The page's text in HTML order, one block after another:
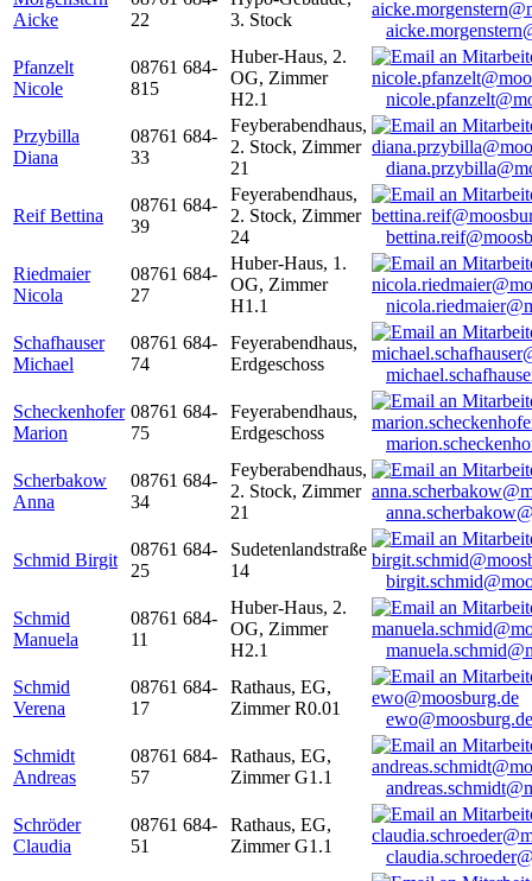
Aicke
22
3. Stock
Pfanzelt
Nicole
08761 684-
815
Huber-Haus, 2.
OG, Zimmer
H2.1
Przybilla
Diana
08761 684-
33
Feyberabendhaus,
2. Stock, Zimmer
21
Reif Bettina
08761 684-
39
Feyerabendhaus,
2. Stock, Zimmer
24
Riedmaier
Nicola
08761 684-
27
Huber-Haus, 1.
OG, Zimmer
H1.1
Schafhauser
Michael
08761 684-
74
Feyerabendhaus,
Erdgeschoss
Scheckenhofer
Marion
08761 684-
75
Feyerabendhaus,
Erdgeschoss
Scherbakow
Anna
08761 684-
34
Feyberabendhaus,
2. Stock, Zimmer
21
Schmid Birgit
08761 684-
25
Sudetenlandstraße
14
Schmid
Manuela
08761 684-
11
Huber-Haus, 2.
OG, Zimmer
H2.1
Schmid
Verena
08761 684-
17
Rathaus, EG,
Zimmer R0.01
ewo@moosburg.de
Schmidt
Andreas
08761 684-
57
Rathaus, EG,
Zimmer G1.1
Schröder
Claudia
08761 684-
51
Rathaus, EG,
Zimmer G1.1